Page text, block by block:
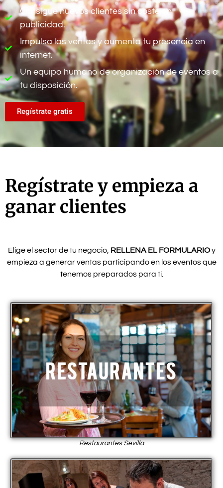
Consigue nuevos clientes sin coste en
publicidad.
Impulsa las ventas y aumenta tu presencia en
internet.
Un equipo humano de organización de eventos a
tu disposición.
Regístrate gratis
Regístrate y empieza a
ganar clientes
Elige el sector de tu negocio, RELLENA EL FORMULARIOy
empieza a generar ventas participando en los eventos que
tenemos preparados para ti.
Restaurantes Sevilla